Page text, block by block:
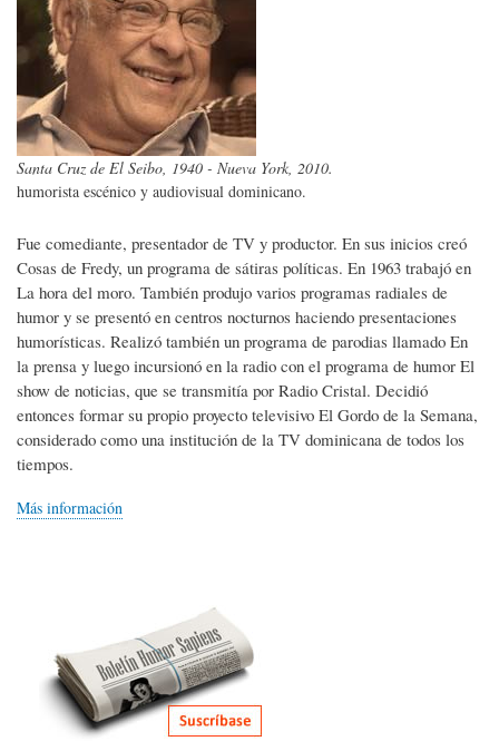
Santa Cruz de El Seibo, 1940 - Nueva York, 2010.
humorista escénico y audiovisual dominicano.
Fue comediante, presentador de TV y productor. En sus inicios creó
Cosas de Fredy, un programa de sátiras políticas. En 1963 trabajó en
La hora del moro. También produjo varios programas radiales de
humor y se presentó en centros nocturnos haciendo presentaciones
humorísticas. Realizó también un programa de parodias llamado En
la prensa y luego incursionó en la radio con el programa de humor El
show de noticias, que se transmitía por Radio Cristal. Decidió
entonces formar su propio proyecto televisivo El Gordo de la Semana,
considerado como una institución de la TV dominicana de todos los
tiempos.
Más información